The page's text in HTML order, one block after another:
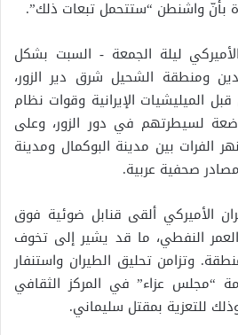
بأنّ واشنطن “ستتحمل تبعات ذلك”.
ليلة الجمعة - السبت بشكل
ومنطقة الشحيل شرق دير الزور،
الميليشيات الإيرانية وقوات نظام
لسيطرتهم في دور الزور، وعلى
الفرات بين مدينة البوكمال ومدينة
صحفية عربية.
الأميركي ألقى قنابل ضوئية فوق
النفطي، ما قد يشير إلى تخوف
وتزامن تحليق الطيران واستنفار
“مجلس عزاء” في المركز الثقافي
وذلك للتعزية بمقتل سليماني.